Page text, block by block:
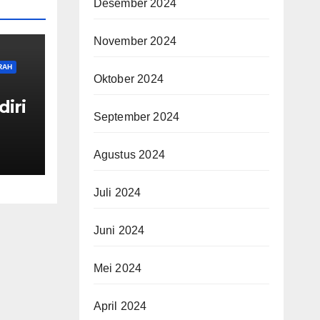
Desember 2024
November 2024
Oktober 2024
September 2024
Agustus 2024
Juli 2024
Juni 2024
Mei 2024
April 2024